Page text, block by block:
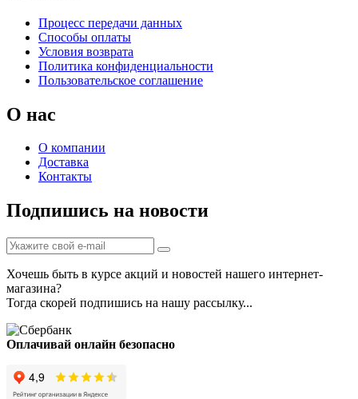
Процесс передачи данных
Способы оплаты
Условия возврата
Политика конфиденциальности
Пользовательское соглашение
О нас
О компании
Доставка
Контакты
Подпишись на новости
Хочешь быть в курсе акций и новостей нашего интернет-
магазина?
Тогда скорей подпишись на нашу рассылку...
Оплачивай онлайн безопасно